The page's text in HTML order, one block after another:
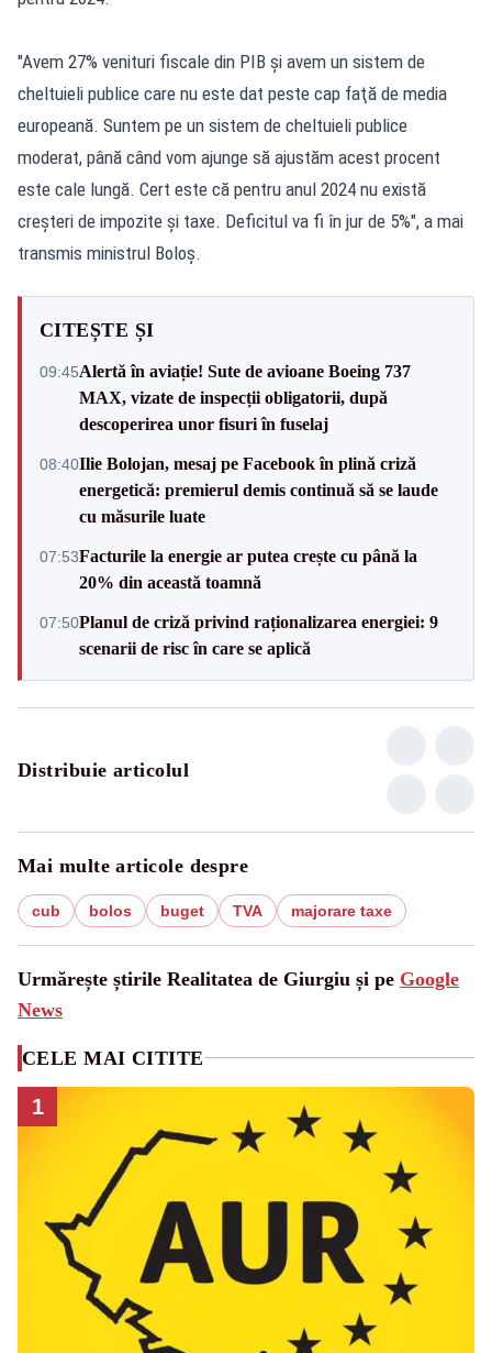
"Avem 27% venituri fiscale din PIB şi avem un sistem de
cheltuieli publice care nu este dat peste cap faţă de media
europeană. Suntem pe un sistem de cheltuieli publice
moderat, până când vom ajunge să ajustăm acest procent
este cale lungă. Cert este că pentru anul 2024 nu există
creşteri de impozite şi taxe. Deficitul va fi în jur de 5%", a mai
transmis ministrul Boloş.
CITEȘTE ȘI
09:45Alertă în aviație! Sute de avioane Boeing 737
MAX, vizate de inspecții obligatorii, după
descoperirea unor fisuri în fuselaj
08:40Ilie Bolojan, mesaj pe Facebook în plină criză
energetică: premierul demis continuă să se laude
cu măsurile luate
07:53Facturile la energie ar putea crește cu până la
20% din această toamnă
07:50Planul de criză privind raționalizarea energiei: 9
scenarii de risc în care se aplică
Distribuie articolul
Mai multe articole despre
cub bolos buget TVA majorare taxe
Urmărește știrile Realitatea de Giurgiu și pe Google
News
CELE MAI CITITE
1